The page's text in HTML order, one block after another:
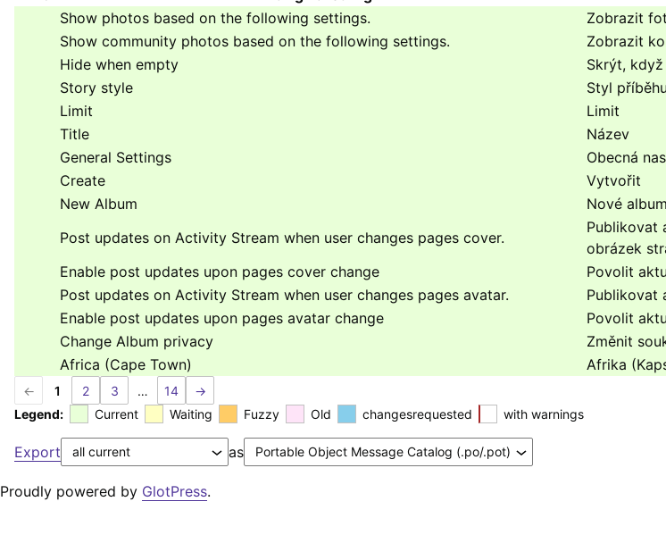
Show photos based on the following settings.
Zobrazit
Show community photos based on the following settings.
Zobrazit
Hide when empty
Skrýt,
Story style
Styl příběhu
Limit
Limit
Title
Název
General Settings
Obecná
Create
Vytvořit
New Album
Nové album
Post updates on Activity Stream when user changes pages cover.
Publikovat
obrázek
Enable post updates upon pages cover change
Povolit
Post updates on Activity Stream when user changes pages avatar.
Publikovat
Enable post updates upon pages avatar change
Povolit
Change Album privacy
Změnit
Africa (Cape Town)
Afrika
← 1 2 3 … 14
→
Legend:
Current Waiting Fuzzy Old changesrequested with warnings
Export as
Proudly powered by GlotPress.